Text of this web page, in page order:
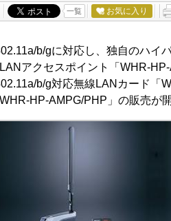
一覧 お気に入り
b/gに対応し、独自のハイ
アクセスポイント「WHR-HP-
b/g対応無線LANカード「
HP-AMPG/PHP」の販売が